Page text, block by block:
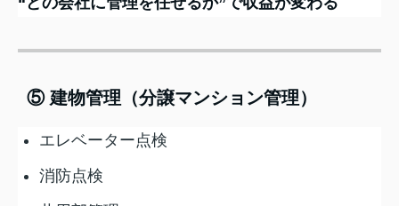
⑤ 建物管理（分譲マンション管理）
エレベーター点検
消防点検